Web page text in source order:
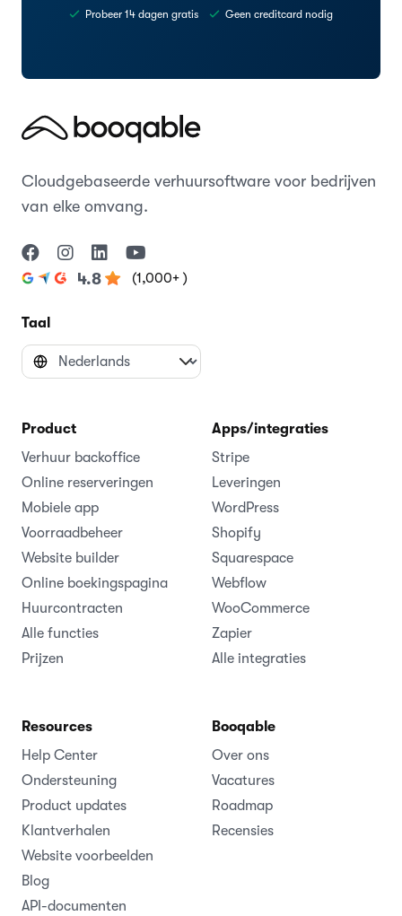
Probeer 14 dagen gratis Geen creditcard nodig
Cloudgebaseerde verhuursoftware voor bedrijven
van elke omvang.
4.8 (1,000+ )
Taal
Product
Verhuur backoffice
Online reserveringen
Mobiele app
Voorraadbeheer
Website builder
Online boekingspagina
Huurcontracten
Alle functies
Prijzen
Apps/integraties
Stripe
Leveringen
WordPress
Shopify
Squarespace
Webflow
WooCommerce
Zapier
Alle integraties
Resources
Help Center
Ondersteuning
Product updates
Klantverhalen
Website voorbeelden
Blog
API-documenten
Booqable
Over ons
Vacatures
Roadmap
Recensies